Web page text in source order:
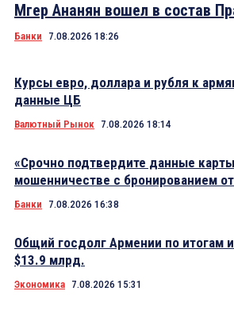
Мгер Ананян вошел в состав
Банки 7.08.2026 18:26
Курсы евро, доллара и рубля к
данные ЦБ
Валютный Рынок 7.08.2026 18:14
«Срочно подтвердите данные
мошенничестве с бронированием
Банки 7.08.2026 16:38
Общий госдолг Армении по итогам
$13.9 млрд.
Экономика 7.08.2026 15:31